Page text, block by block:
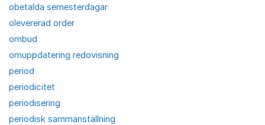
obetalda semesterdagar
olevererad order
ombud
omuppdatering redovisning
period
periodicitet
periodisering
periodisk sammanställning